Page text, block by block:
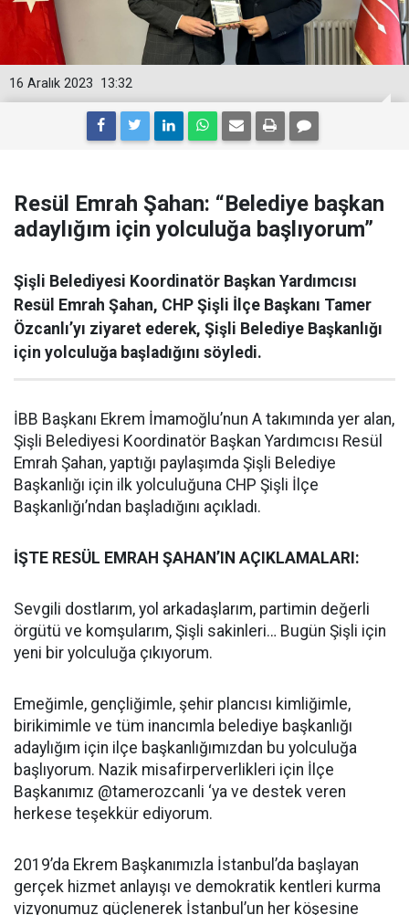
13:32
16 Aralık 2023
Resül Emrah Şahan: “Belediye başkan
adaylığım için yolculuğa başlıyorum”
Şişli Belediyesi Koordinatör Başkan Yardımcısı
Resül Emrah Şahan, CHP Şişli İlçe Başkanı Tamer
Özcanlı’yı ziyaret ederek, Şişli Belediye Başkanlığı
için yolculuğa başladığını söyledi.
İBB Başkanı Ekrem İmamoğlu’nun A takımında yer alan,
Şişli Belediyesi Koordinatör Başkan Yardımcısı Resül
Emrah Şahan, yaptığı paylaşımda Şişli Belediye
Başkanlığı için ilk yolculuğuna CHP Şişli İlçe
Başkanlığı’ndan başladığını açıkladı.
İŞTE RESÜL EMRAH ŞAHAN’IN AÇIKLAMALARI:
Sevgili dostlarım, yol arkadaşlarım, partimin değerli
örgütü ve komşularım, Şişli sakinleri… Bugün Şişli için
yeni bir yolculuğa çıkıyorum.
Emeğimle, gençliğimle, şehir plancısı kimliğimle,
birikimimle ve tüm inancımla belediye başkanlığı
adaylığım için ilçe başkanlığımızdan bu yolculuğa
başlıyorum. Nazik misafirperverlikleri için İlçe
Başkanımız @tamerozcanli ‘ya ve destek veren
herkese teşekkür ediyorum.
2019’da Ekrem Başkanımızla İstanbul’da başlayan
gerçek hizmet anlayışı ve demokratik kentleri kurma
vizyonumuz güçlenerek İstanbul’un her köşesine